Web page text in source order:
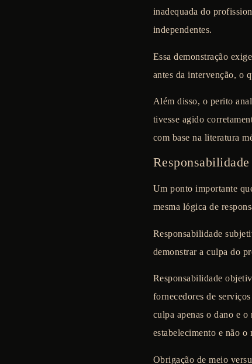
inadequada do
independentes.
Essa demonstração
antes da intervenção, o
Além disso, o perito
tivesse agido
com base na literatura
Um ponto importante
mesma lógica de
Responsabilidade
demonstrar a culpa do
Responsabilidade
fornecedores de
culpa apenas o dano e
estabelecimento e não
Obrigação de meio